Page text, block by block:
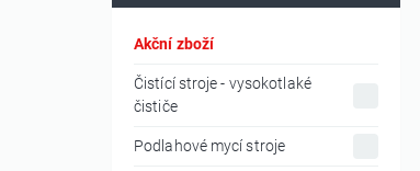
Akční zboží
Čistící stroje - vysokotlaké
čističe
Podlahové mycí stroje